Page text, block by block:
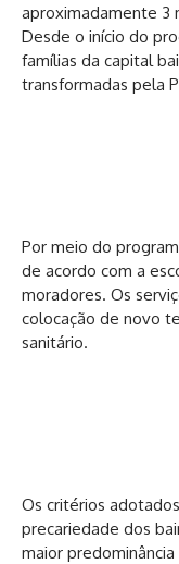
aproximadamente 3
Desde o início do
famílias da capital
transformadas pela
Por meio do
de acordo com a
moradores. Os
colocação de novo
sanitário.
Os critérios
precariedade dos
maior